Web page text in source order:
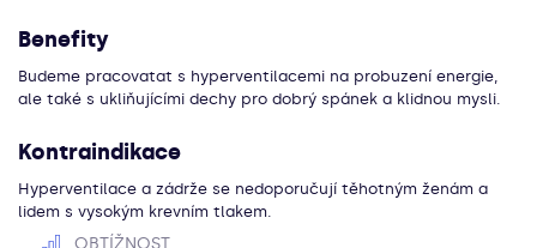
OBTÍŽNOST
Benefity
Budeme pracovatat s hyperventilacemi na probuzení energie,
ale také s ukliňujícími dechy pro dobrý spánek a klidnou mysli.
Kontraindikace
Hyperventilace a zádrže se nedoporučují těhotným ženám a
lidem s vysokým krevním tlakem.